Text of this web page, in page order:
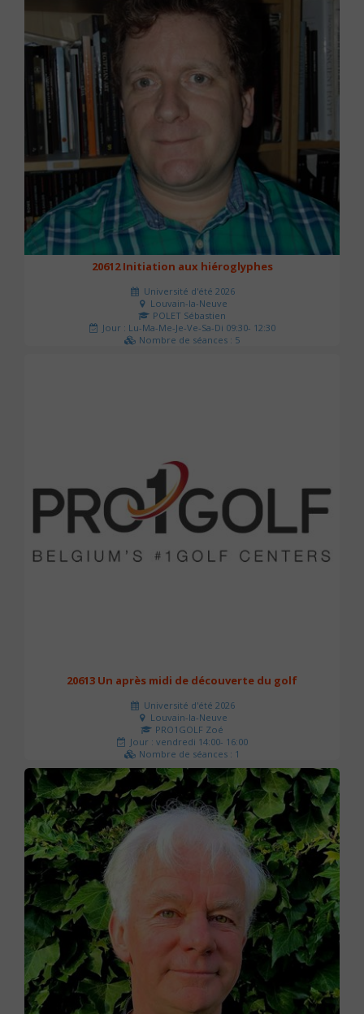
20612 Initiation aux hiéroglyphes
Université d'été 2026
Louvain-la-Neuve
POLET Sébastien
Jour : Lu-Ma-Me-Je-Ve-Sa-Di 09:30- 12:30
Nombre de séances : 5
20613 Un après midi de découverte du golf
Université d'été 2026
Louvain-la-Neuve
PRO1GOLF Zoé
Jour : vendredi 14:00- 16:00
Nombre de séances : 1
45 €